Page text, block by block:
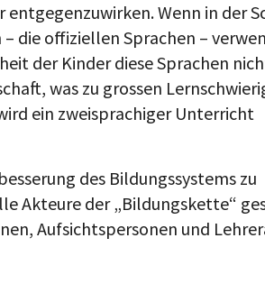
Wenn in der
– die offiziellen Sprachen –
der Kinder diese Sprachen
was zu grossen
ein zweisprachiger Unterricht
des Bildungssystems zu
Akteure der „Bildungskette“
Aufsichtspersonen und